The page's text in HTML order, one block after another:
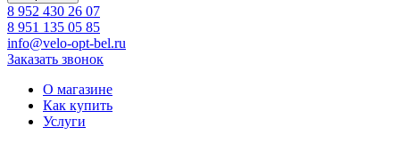
8 952 430 26 07
8 951 135 05 85
info@velo-opt-bel.ru
Заказать звонок
О магазине
Как купить
Услуги